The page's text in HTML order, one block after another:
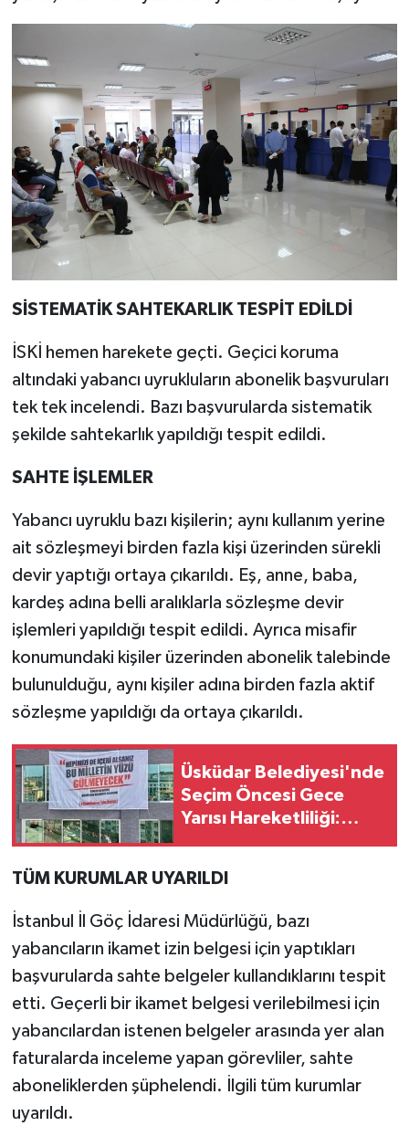
SİSTEMATİK SAHTEKARLIK TESPİT EDİLDİ
İSKİ hemen harekete geçti. Geçici koruma
altındaki yabancı uyrukluların abonelik başvuruları
tek tek incelendi. Bazı başvurularda sistematik
şekilde sahtekarlık yapıldığı tespit edildi.
SAHTE İŞLEMLER
Yabancı uyruklu bazı kişilerin; aynı kullanım yerine
ait sözleşmeyi birden fazla kişi üzerinden sürekli
devir yaptığı ortaya çıkarıldı. Eş, anne, baba,
kardeş adına belli aralıklarla sözleşme devir
işlemleri yapıldığı tespit edildi. Ayrıca misafir
konumundaki kişiler üzerinden abonelik talebinde
bulunulduğu, aynı kişiler adına birden fazla aktif
sözleşme yapıldığı da ortaya çıkarıldı.
Üsküdar Belediyesi'nde
Seçim Öncesi Gece
Yarısı Hareketliliği:
TÜM KURUMLAR UYARILDI
İstanbul İl Göç İdaresi Müdürlüğü, bazı
yabancıların ikamet izin belgesi için yaptıkları
başvurularda sahte belgeler kullandıklarını tespit
etti. Geçerli bir ikamet belgesi verilebilmesi için
yabancılardan istenen belgeler arasında yer alan
faturalarda inceleme yapan görevliler, sahte
aboneliklerden şüphelendi. İlgili tüm kurumlar
uyarıldı.